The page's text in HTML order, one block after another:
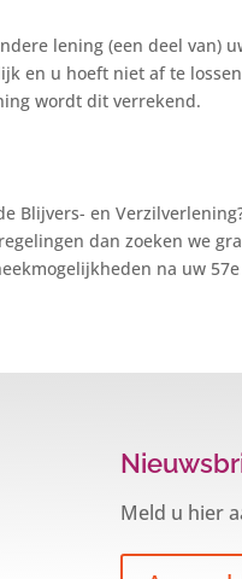
lening (een deel van)
en u hoeft niet af te
wordt dit verrekend.
Blijvers- en
dan zoeken we
na uw
Meld u hier